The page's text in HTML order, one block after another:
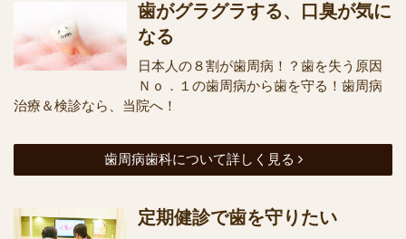
歯がグラグラする、口臭が気に
なる
日本人の８割が歯周病！？歯を失う原因
Ｎｏ．１の歯周病から歯を守る！歯周病
治療＆検診なら、当院へ！
歯周病歯科について詳しく見る
定期健診で歯を守りたい